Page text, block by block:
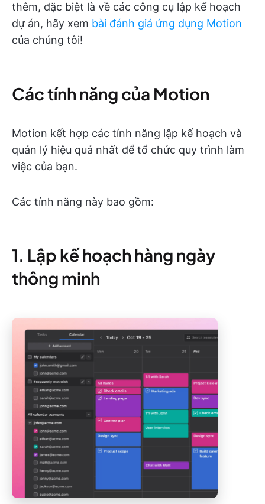
thêm, đặc biệt là về các công cụ lập kế hoạch
dự án, hãy xem bài đánh giá ứng dụng Motion
của chúng tôi!
Các tính năng của Motion
Motion kết hợp các tính năng lập kế hoạch và
quản lý hiệu quả nhất để tổ chức quy trình làm
việc của bạn.
Các tính năng này bao gồm:
1. Lập kế hoạch hàng ngày
thông minh